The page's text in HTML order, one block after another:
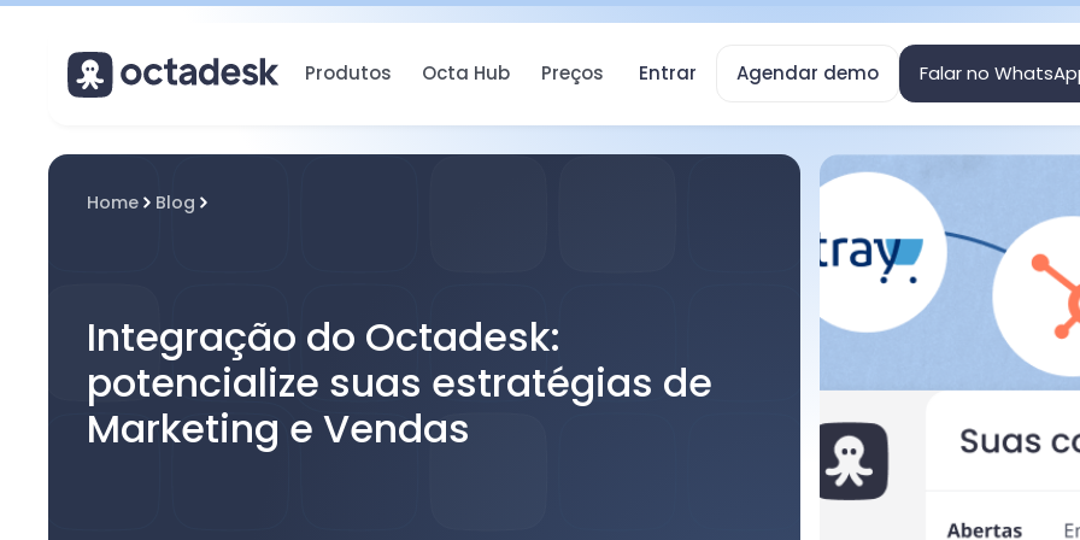
Entrar Agendar demo Falar no
Produtos Octa Hub Preços
Home Blog
Integração do Octadesk:
potencialize suas estratégias de
Marketing e Vendas